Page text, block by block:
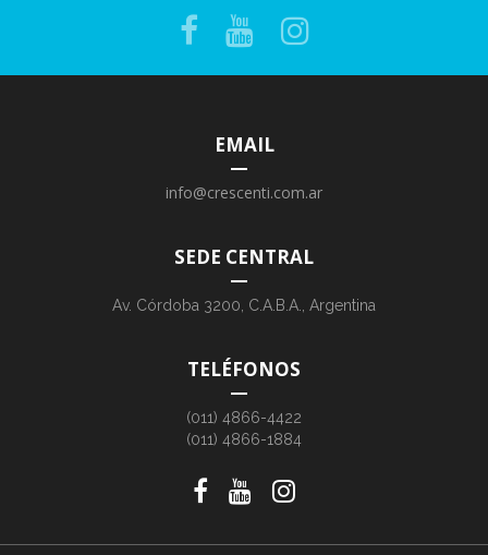
EMAIL
info@crescenti.com.ar
SEDE CENTRAL
Av. Córdoba 3200, C.A.B.A., Argentina
TELÉFONOS
(011) 4866-4422
(011) 4866-1884